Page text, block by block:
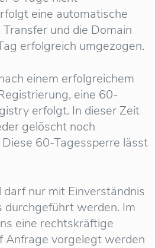
eine automatische
und die Domain
erfolgreich umgezogen.
einem erfolgreichem
eine 60-
erfolgt. In dieser Zeit
gelöscht noch
60-Tagessperre lässt
nur mit Einverständnis
durchgeführt werden. Im
eine rechtskräftige
Anfrage vorgelegt werden